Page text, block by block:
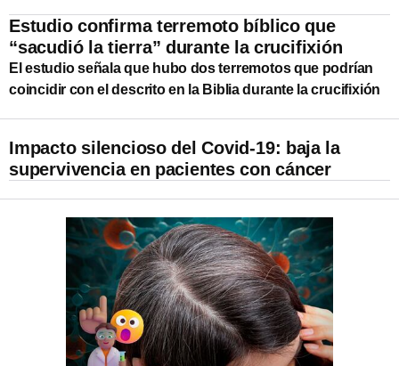
Estudio confirma terremoto bíblico que
“sacudió la tierra” durante la crucifixión
El estudio señala que hubo dos terremotos que podrían
coincidir con el descrito en la Biblia durante la crucifixión
Impacto silencioso del Covid-19: baja la
supervivencia en pacientes con cáncer